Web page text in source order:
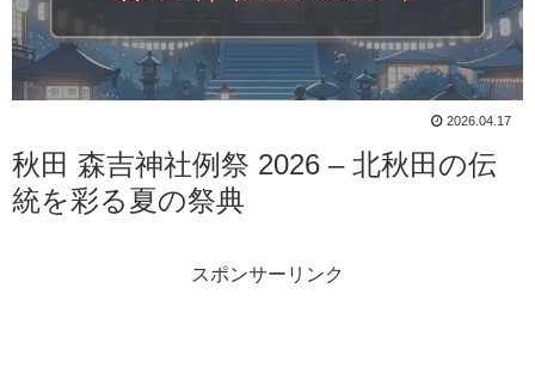
2026.04.17
秋田 森吉神社例祭 2026 – 北秋田の伝
統を彩る夏の祭典
スポンサーリンク